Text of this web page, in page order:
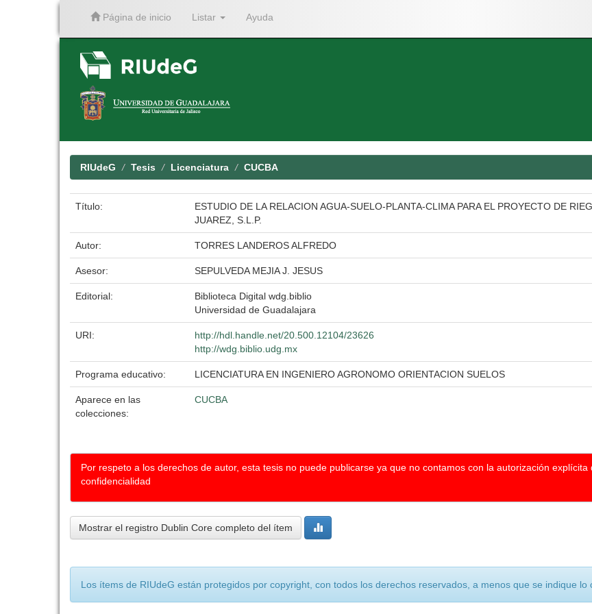
Página de inicio Listar Ayuda
RIUdeG Tesis Licenciatura CUCBA
Título:
ESTUDIO DE LA RELACION AGUA-SUELO-PLANTA-CLIMA PARA EL PROYECTO DE
JUAREZ, S.L.P.
Autor: TORRES LANDEROS ALFREDO
Asesor: SEPULVEDA MEJIA J. JESUS
Editorial:
Biblioteca Digital wdg.biblio
Universidad de Guadalajara
URI:
http://hdl.handle.net/20.500.12104/23626
http://wdg.biblio.udg.mx
Programa educativo: LICENCIATURA EN INGENIERO AGRONOMO ORIENTACION SUELOS
Aparece en las
colecciones:
CUCBA
Por respeto a los derechos de autor, esta tesis no puede publicarse ya que no contamos con la autorización
confidencialidad
Mostrar el registro Dublin Core completo del ítem
Los ítems de RIUdeG están protegidos por copyright, con todos los derechos reservados, a menos que se indique lo